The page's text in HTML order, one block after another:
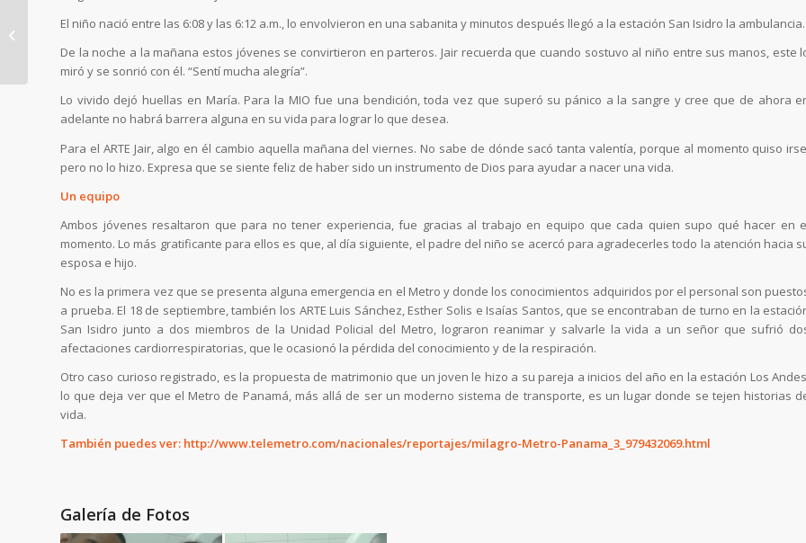
El niño nació entre las 6:08 y las 6:12 a.m., lo envolvieron en una sabanita y minutos después llegó a la estación San Isidro la ambulancia.
De la noche a la mañana estos jóvenes se convirtieron en parteros. Jair recuerda que cuando sostuvo al niño entre sus manos, este
miró y se sonrió con él. “Sentí mucha alegría”.
Lo vivido dejó huellas en María. Para la MIO fue una bendición, toda vez que superó su pánico a la sangre y cree que de ahora
adelante no habrá barrera alguna en su vida para lograr lo que desea.
Para el ARTE Jair, algo en él cambio aquella mañana del viernes. No sabe de dónde sacó tanta valentía, porque al momento quiso irse,
pero no lo hizo. Expresa que se siente feliz de haber sido un instrumento de Dios para ayudar a nacer una vida.
Un equipo
Ambos jóvenes resaltaron que para no tener experiencia, fue gracias al trabajo en equipo que cada quien supo qué hacer en
momento. Lo más gratificante para ellos es que, al día siguiente, el padre del niño se acercó para agradecerles todo la atención hacia
esposa e hijo.
No es la primera vez que se presenta alguna emergencia en el Metro y donde los conocimientos adquiridos por el personal son
a prueba. El 18 de septiembre, también los ARTE Luis Sánchez, Esther Solis e Isaías Santos, que se encontraban de turno en la
San Isidro junto a dos miembros de la Unidad Policial del Metro, lograron reanimar y salvarle la vida a un señor que sufrió
afectaciones cardiorrespiratorias, que le ocasionó la pérdida del conocimiento y de la respiración.
Otro caso curioso registrado, es la propuesta de matrimonio que un joven le hizo a su pareja a inicios del año en la estación Los
lo que deja ver que el Metro de Panamá, más allá de ser un moderno sistema de transporte, es un lugar donde se tejen historias
vida.
También puedes ver: http://www.telemetro.com/nacionales/reportajes/milagro-Metro-Panama_3_979432069.html
Galería de Fotos
32 empresas
participaron de la
reunión de
precalificación...